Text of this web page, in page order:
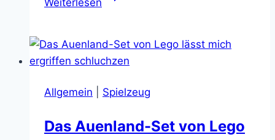
Die
besten
und
Allgemein Spielzeug
Das Auenland-Set von Lego